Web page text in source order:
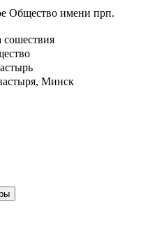
Общество имени прп.
сошествия
Минск